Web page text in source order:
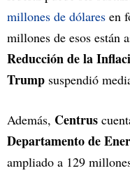
millones de dólares en
millones de esos están
Reducción de la
Trump suspendió
Además, Centrus
Departamento de
ampliado a 129